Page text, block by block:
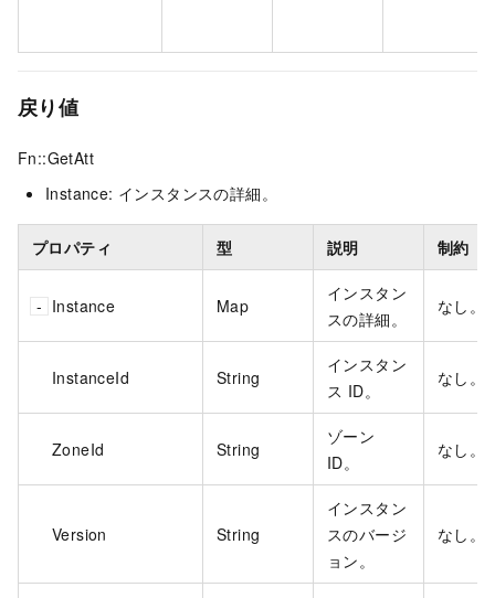
戻り値
Fn::GetAtt
Instance: インスタンスの詳細。
プロパティ 型 説明 制約
Instance Map
インスタン
スの詳細。
なし。
InstanceId String
インスタン
ス ID。
なし。
ZoneId String
ゾーン
ID。
なし。
Version String
インスタン
スのバージ
ョン。
なし。